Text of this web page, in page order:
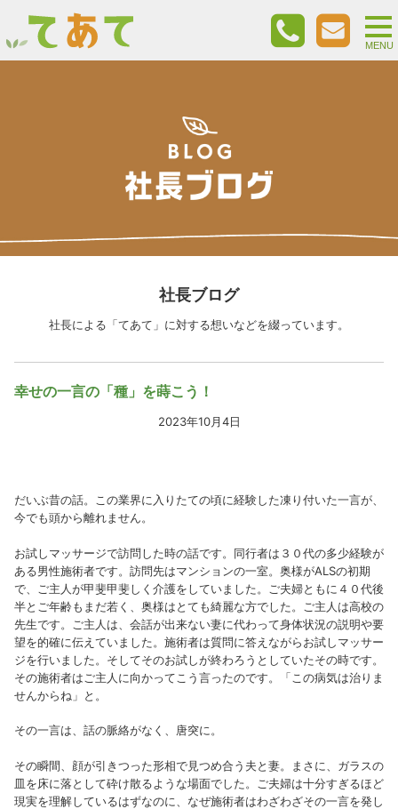
社長ブログ
社長による「てあて」に対する想いなどを綴っています。
幸せの一言の「種」を蒔こう！
2023年10月4日
だいぶ昔の話。この業界に入りたての頃に経験した凍り付いた一言が、
今でも頭から離れません。
お試しマッサージで訪問した時の話です。同行者は３０代の多少経験が
ある男性施術者です。訪問先はマンションの一室。奥様がALSの初期
で、ご主人が甲斐甲斐しく介護をしていました。ご夫婦ともに４０代後
半とご年齢もまだ若く、奥様はとても綺麗な方でした。ご主人は高校の
先生です。ご主人は、会話が出来ない妻に代わって身体状況の説明や要
望を的確に伝えていました。施術者は質問に答えながらお試しマッサー
ジを行いました。そしてそのお試しが終わろうとしていたその時です。
その施術者はご主人に向かってこう言ったのです。「この病気は治りま
せんからね」と。
その一言は、話の脈絡がなく、唐突に。
その瞬間、顔が引きつった形相で見つめ合う夫と妻。まさに、ガラスの
皿を床に落として砕け散るような場面でした。ご夫婦は十分すぎるほど
現実を理解しているはずなのに、なぜ施術者はわざわざその一言を発し
MENU